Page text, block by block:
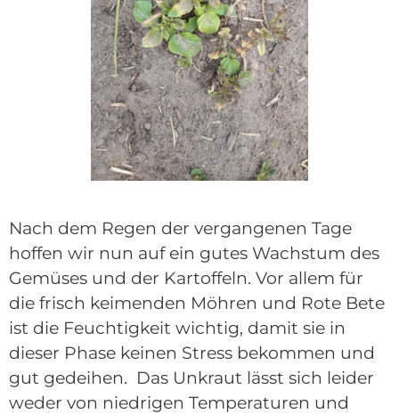
Nach dem Regen der vergangenen Tage
hoffen wir nun auf ein gutes Wachstum des
Gemüses und der Kartoffeln. Vor allem für
die frisch keimenden Möhren und Rote Bete
ist die Feuchtigkeit wichtig, damit sie in
dieser Phase keinen Stress bekommen und
gut gedeihen. Das Unkraut lässt sich leider
weder von niedrigen Temperaturen und